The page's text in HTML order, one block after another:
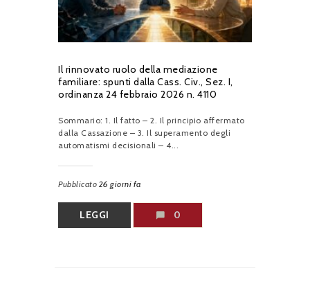
Il rinnovato ruolo della mediazione
familiare: spunti dalla Cass. Civ., Sez. I,
ordinanza 24 febbraio 2026 n. 4110
Sommario: 1. Il fatto – 2. Il principio affermato
dalla Cassazione – 3. Il superamento degli
automatismi decisionali – 4...
Pubblicato 26 giorni fa
LEGGI 0